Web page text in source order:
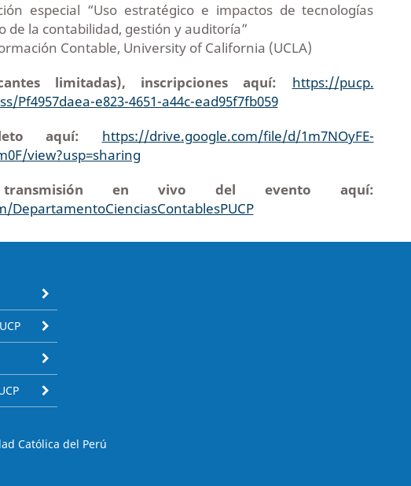
especial “Uso estratégico e impactos de tecnologías
de la contabilidad, gestión y auditoría”
Contable, University of California (UCLA)
limitadas), inscripciones aquí:
https://pucp.
Pf4957daea-e823-4651-a44c-ead95f7fb059
aquí: https://drive.google.com/file/d/1m7NOyFE-
view?usp=sharing
en vivo del evento aquí:
Católica del Perú